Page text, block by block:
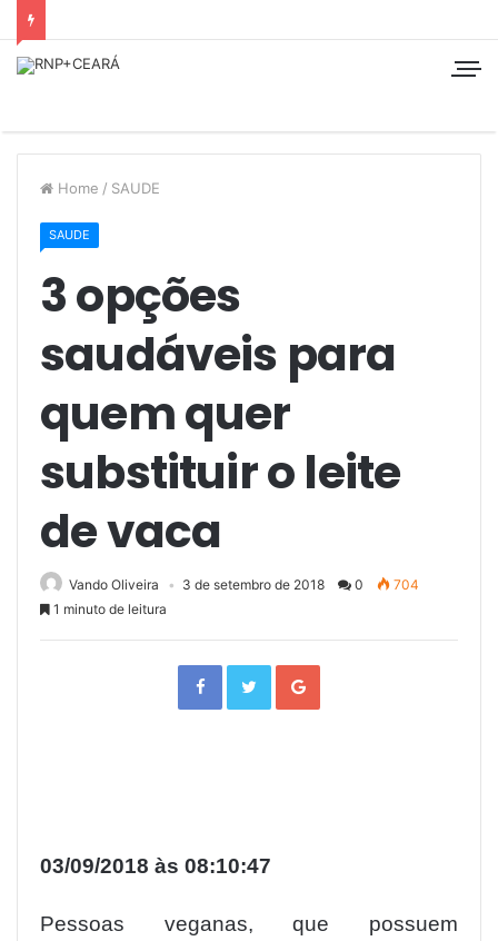
Home / SAUDE
SAUDE
3 opções
saudáveis para
quem quer
substituir o leite
de vaca
Vando Oliveira 3 de setembro de 2018 0
704
1 minuto de leitura
F
b
T
t
03/09/2018 às 08:10:47
Pessoas veganas, que possuem